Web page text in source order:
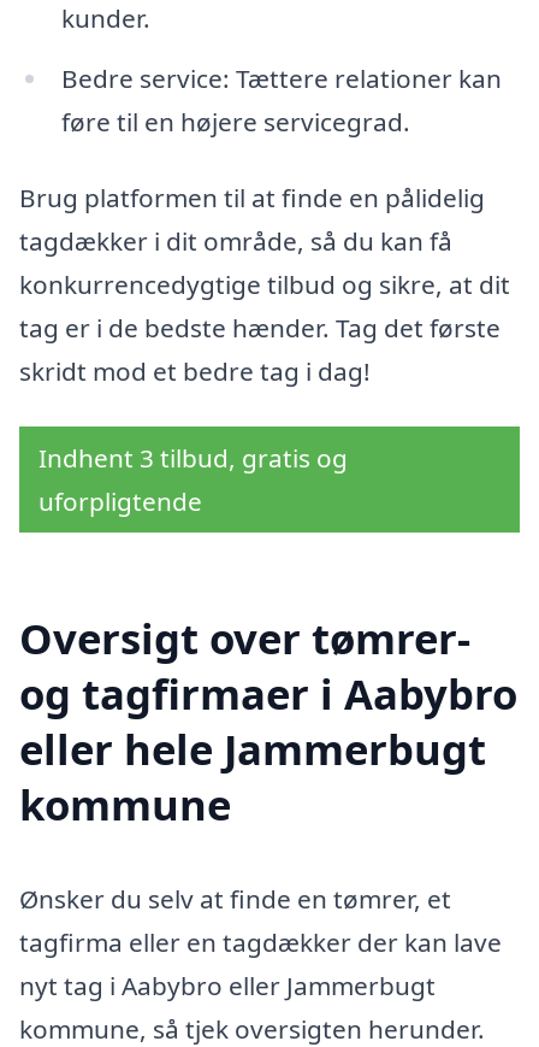
kunder.
Bedre service: Tættere relationer kan
føre til en højere servicegrad.
Brug platformen til at finde en pålidelig
tagdækker i dit område, så du kan få
konkurrencedygtige tilbud og sikre, at dit
tag er i de bedste hænder. Tag det første
skridt mod et bedre tag i dag!
Indhent 3 tilbud, gratis og
uforpligtende
Oversigt over tømrer-
og tagfirmaer i Aabybro
eller hele Jammerbugt
kommune
Ønsker du selv at finde en tømrer, et
tagfirma eller en tagdækker der kan lave
nyt tag i Aabybro eller Jammerbugt
kommune, så tjek oversigten herunder.